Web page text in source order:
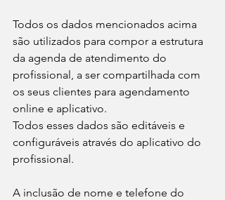
Todos os dados mencionados acima
são utilizados para compor a estrutura
da agenda de atendimento do
profissional, a ser compartilhada com
os seus clientes para agendamento
online e aplicativo.
Todos esses dados são editáveis e
configuráveis através do aplicativo do
profissional.
A inclusão de nome e telefone do